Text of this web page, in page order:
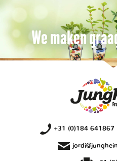
We maken
+31 (0)184 641867